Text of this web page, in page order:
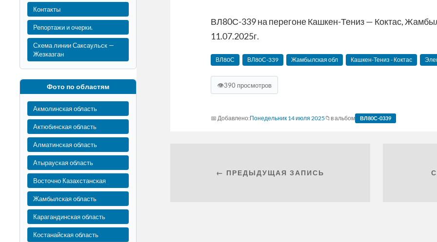
Контакты
Репортажи и очерки.
Схема линии Саксаульск —
Жезказган
Фото по областям
Акмолинская область
Актюбинская область
Алматинская область
Атырауская область
Восточно Казахстанская
Жамбылская область
Карагандинская область
Костанайская область
ВЛ80С-339 на перегоне Кашкен-Тениз — Коктас,
11.07.2025г.
ВЛ80С ВЛ80С-339 Жамбылская обл Кашкен-Тениз - Коктас
👁390 просмотров
Понедельник 14 июля 2025 в альбом ВЛ80С-0339
← ПРЕДЫДУЩАЯ ЗАПИСЬ